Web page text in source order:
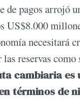
de pagos arrojó
US$8.000
necesitará
reservas
cambiaria
términos de